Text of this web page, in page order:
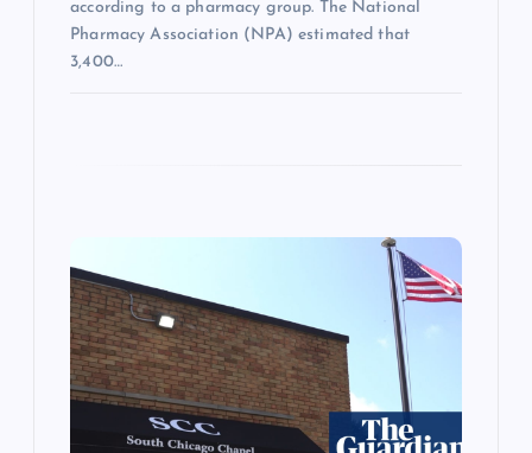
according to a pharmacy group. The National
Pharmacy Association (NPA) estimated that
3,400…